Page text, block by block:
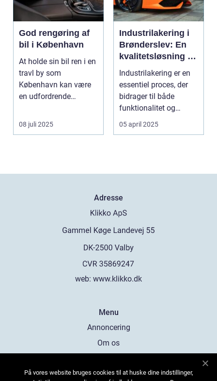
God rengøring af
bil i København
At holde sin bil ren i en
travl by som
København kan være
en udfordrende
08 juli 2025
Industrilakering i
Brønderslev: En
kvalitetsløsning til
dit næste projekt
Industrilakering er en
essentiel proces, der
bidrager til både
funktionalitet og
æstetik...
05 april 2025
Adresse
web: www.klikko.dk
Menu
Annoncering
Om os
Kontakt os
På vores website bruges cookies til at huske dine indstillinger,